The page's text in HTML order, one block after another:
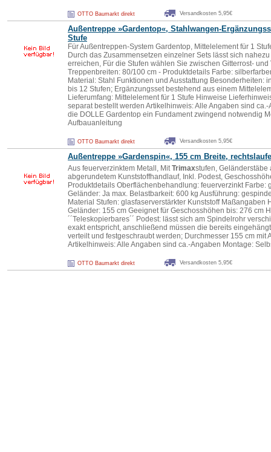
OTTO Baumarkt direkt Versandkosten 5,95€
Außentreppe »Gardentop«, Stahlwangen-
Stufe
Für Außentreppen-System Gardentop, Mittelelement für 1
Durch das Zusammensetzen einzelner Sets lässt sich
erreichen, Für die Stufen wählen Sie zwischen Gitterrost- und
Treppenbreiten: 80/100 cm - Produktdetails Farbe:
Material: Stahl Funktionen und Ausstattung Besonderheiten:
bis 12 Stufen; Ergänzungsset bestehend aus einem
Lieferumfang: Mittelelement für 1 Stufe Hinweise
separat bestellt werden Artikelhinweis: Alle Angaben sind
die DOLLE Gardentop ein Fundament zwingend notwendig
Aufbauanleitung
OTTO Baumarkt direkt Versandkosten 5,95€
Außentreppe »Gardenspin«, 155 cm Breite,
Aus feuerverzinktem Metall, MitTrimaxstufen, Geländerstäbe
abgerundetem Kunststoffhandlauf, Inkl. Podest,
Produktdetails Oberflächenbehandlung: feuerverzinkt Farbe:
Geländer: Ja max. Belastbarkeit: 600 kg Ausführung:
Material Stufen: glasfaserverstärkter Kunststoff Maßangaben
Geländer: 155 cm Geeignet für Geschosshöhen bis: 276 cm
´´Teleskopierbares´´ Podest: lässt sich am Spindelrohr
exakt entspricht, anschließend müssen die bereits
verteilt und festgeschraubt werden; Durchmesser 155 cm mit
Artikelhinweis: Alle Angaben sind ca.-Angaben Montage:
OTTO Baumarkt direkt Versandkosten 5,95€